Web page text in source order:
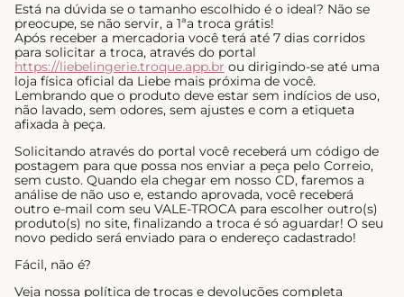
Está na dúvida se o tamanho escolhido é o ideal? Não se
preocupe, se não servir, a 1ªa troca grátis!
Após receber a mercadoria você terá até 7 dias corridos
para solicitar a troca, através do portal
https://liebelingerie.troque.app.br ou dirigindo-se até uma
loja física oficial da Liebe mais próxima de você.
Lembrando que o produto deve estar sem indícios de uso,
não lavado, sem odores, sem ajustes e com a etiqueta
afixada à peça.
Solicitando através do portal você receberá um código de
postagem para que possa nos enviar a peça pelo Correio,
sem custo. Quando ela chegar em nosso CD, faremos a
análise de não uso e, estando aprovada, você receberá
outro e-mail com seu VALE-TROCA para escolher outro(s)
produto(s) no site, finalizando a troca é só aguardar! O seu
novo pedido será enviado para o endereço cadastrado!
Fácil, não é?
Veja nossa política de trocas e devoluções completa